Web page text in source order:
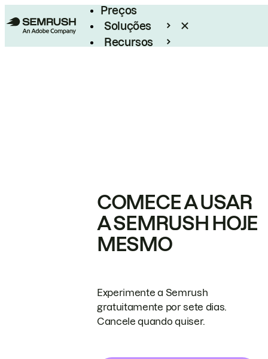
Preços
Soluções
Recursos
COMECE A USAR
A SEMRUSH HOJE
MESMO
Experimente a Semrush
gratuitamente por sete dias.
Cancele quando quiser.